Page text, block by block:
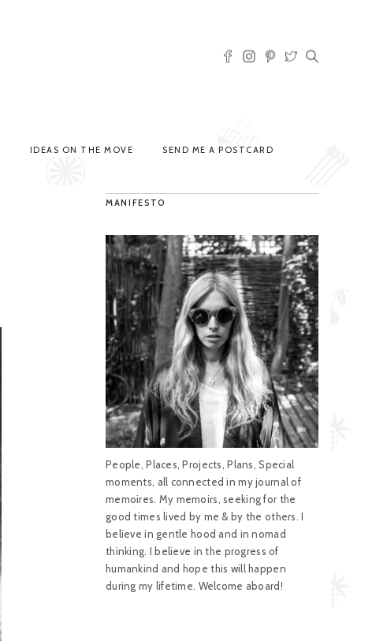
IDEAS ON THE MOVE SEND ME A POSTCARD
MANIFESTO
People, Places, Projects, Plans, Special
moments, all connected in my journal of
memoires. My memoirs, seeking for the
good times lived by me & by the others. I
believe in gentle hood and in nomad
thinking. I believe in the progress of
humankind and hope this will happen
during my lifetime. Welcome aboard!